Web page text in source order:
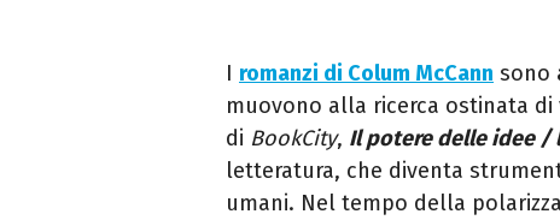
I romanzi di Colum McCann sono
muovono alla ricerca ostinata
di BookCity, Il potere delle idee /
letteratura, che diventa
umani. Nel tempo della